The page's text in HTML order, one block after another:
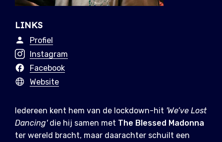
LINKS
Profiel
Instagram
Facebook
Website
Iedereen kent hem van de lockdown-hit 'We’ve Lost
Dancing' die hij samen met The Blessed Madonna
ter wereld bracht, maar daarachter schuilt een